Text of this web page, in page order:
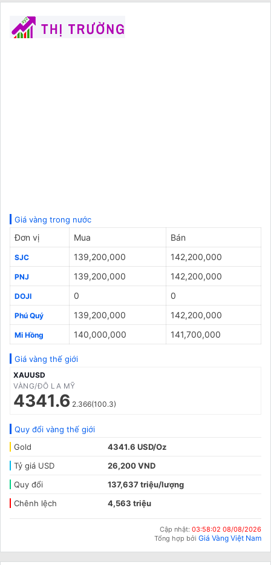
Giá vàng trong nước
Đơn vị Mua Bán
SJC 139,200,000 142,200,000
PNJ 139,200,000 142,200,000
DOJI 0 0
Phú Quý 139,200,000 142,200,000
Mi Hồng 140,000,000 141,700,000
Giá vàng thế giới
XAUUSD
VÀNG/ĐÔ LA MỸ
4341.6 2.366(100.3)
Quy đổi vàng thế giới
Gold
4341.6 USD/Oz
Tỷ giá USD
26,200 VND
Quy đổi
137,637 triệu/lượng
Chênh lệch
4,563 triệu
Cập nhật: 03:58:02 08/08/2026
Tổng hợp bởi Giá Vàng Việt Nam